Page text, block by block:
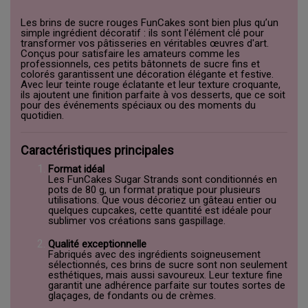
Les brins de sucre rouges FunCakes sont bien plus qu’un
simple ingrédient décoratif : ils sont l'élément clé pour
transformer vos pâtisseries en véritables œuvres d'art.
Conçus pour satisfaire les amateurs comme les
professionnels, ces petits bâtonnets de sucre fins et
colorés garantissent une décoration élégante et festive.
Avec leur teinte rouge éclatante et leur texture croquante,
ils ajoutent une finition parfaite à vos desserts, que ce soit
pour des événements spéciaux ou des moments du
quotidien.
Caractéristiques principales
Format idéal
Les FunCakes Sugar Strands sont conditionnés en
pots de 80 g, un format pratique pour plusieurs
utilisations. Que vous décoriez un gâteau entier ou
quelques cupcakes, cette quantité est idéale pour
sublimer vos créations sans gaspillage.
Qualité exceptionnelle
Fabriqués avec des ingrédients soigneusement
sélectionnés, ces brins de sucre sont non seulement
esthétiques, mais aussi savoureux. Leur texture fine
garantit une adhérence parfaite sur toutes sortes de
glaçages, de fondants ou de crèmes.